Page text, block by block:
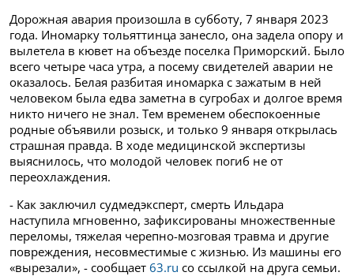
Дорожная авария произошла в субботу, 7 января 2023
года. Иномарку тольяттинца занесло, она задела опору и
вылетела в кювет на объезде поселка Приморский. Было
всего четыре часа утра, а посему свидетелей аварии не
оказалось. Белая разбитая иномарка с зажатым в ней
человеком была едва заметна в сугробах и долгое время
никто ничего не знал. Тем временем обеспокоенные
родные объявили розыск, и только 9 января открылась
страшная правда. В ходе медицинской экспертизы
выяснилось, что молодой человек погиб не от
переохлаждения.
- Как заключил судмедэксперт, смерть Ильдара
наступила мгновенно, зафиксированы множественные
переломы, тяжелая черепно-мозговая травма и другие
повреждения, несовместимые с жизнью. Из машины его
«вырезали», - сообщает 63.ru со ссылкой на друга семьи.